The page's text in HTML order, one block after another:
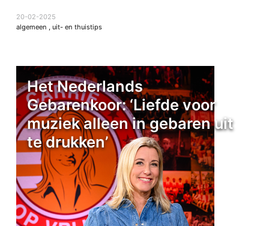
20-02-2025
algemeen , uit- en thuistips
Het Nederlands
Gebarenkoor: ‘Liefde voor
muziek alleen in gebaren uit
te drukken’